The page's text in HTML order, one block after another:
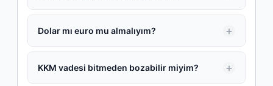
Dolar mı euro mu almalıyım?
KKM vadesi bitmeden bozabilir miyim?